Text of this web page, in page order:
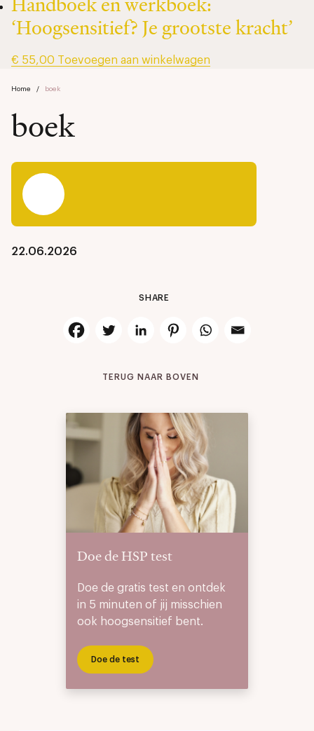
‘Hoogsensitief? Je grootste kracht’
€ 55,00 Toevoegen aan winkelwagen
Home / boek
boek
22.06.2026
SHARE
TERUG NAAR BOVEN
Doe de HSP test
Doe de gratis test en ontdek
in 5 minuten of jij misschien
ook hoogsensitief bent.
Doe de test